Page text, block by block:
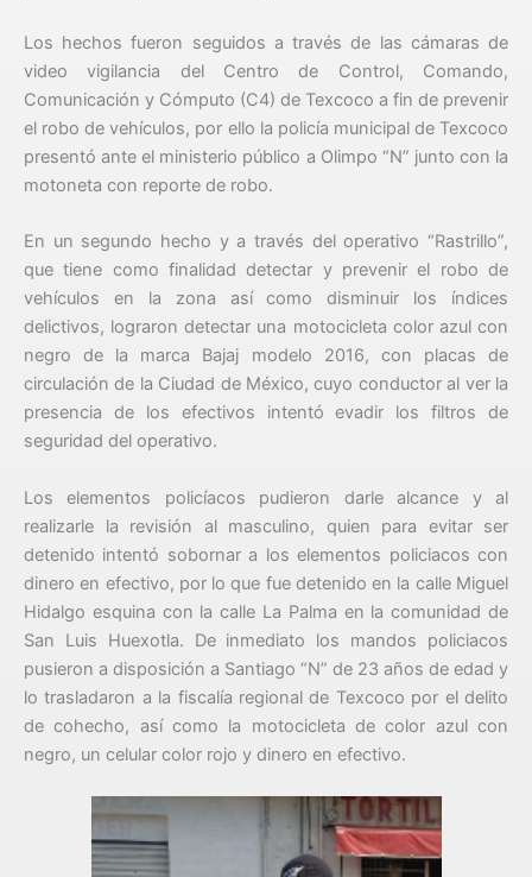
Los hechos fueron seguidos a través de las cámaras de
video vigilancia del Centro de Control, Comando,
Comunicación y Cómputo (C4) de Texcoco a fin de prevenir
el robo de vehículos, por ello la policía municipal de Texcoco
presentó ante el ministerio público a Olimpo “N” junto con la
motoneta con reporte de robo.
En un segundo hecho y a través del operativo “Rastrillo”,
que tiene como finalidad detectar y prevenir el robo de
vehículos en la zona así como disminuir los índices
delictivos, lograron detectar una motocicleta color azul con
negro de la marca Bajaj modelo 2016, con placas de
circulación de la Ciudad de México, cuyo conductor al ver la
presencia de los efectivos intentó evadir los filtros de
seguridad del operativo.
Los elementos policíacos pudieron darle alcance y al
realizarle la revisión al masculino, quien para evitar ser
detenido intentó sobornar a los elementos policiacos con
dinero en efectivo, por lo que fue detenido en la calle Miguel
Hidalgo esquina con la calle La Palma en la comunidad de
San Luis Huexotla. De inmediato los mandos policiacos
pusieron a disposición a Santiago “N” de 23 años de edad y
lo trasladaron a la fiscalía regional de Texcoco por el delito
de cohecho, así como la motocicleta de color azul con
negro, un celular color rojo y dinero en efectivo.